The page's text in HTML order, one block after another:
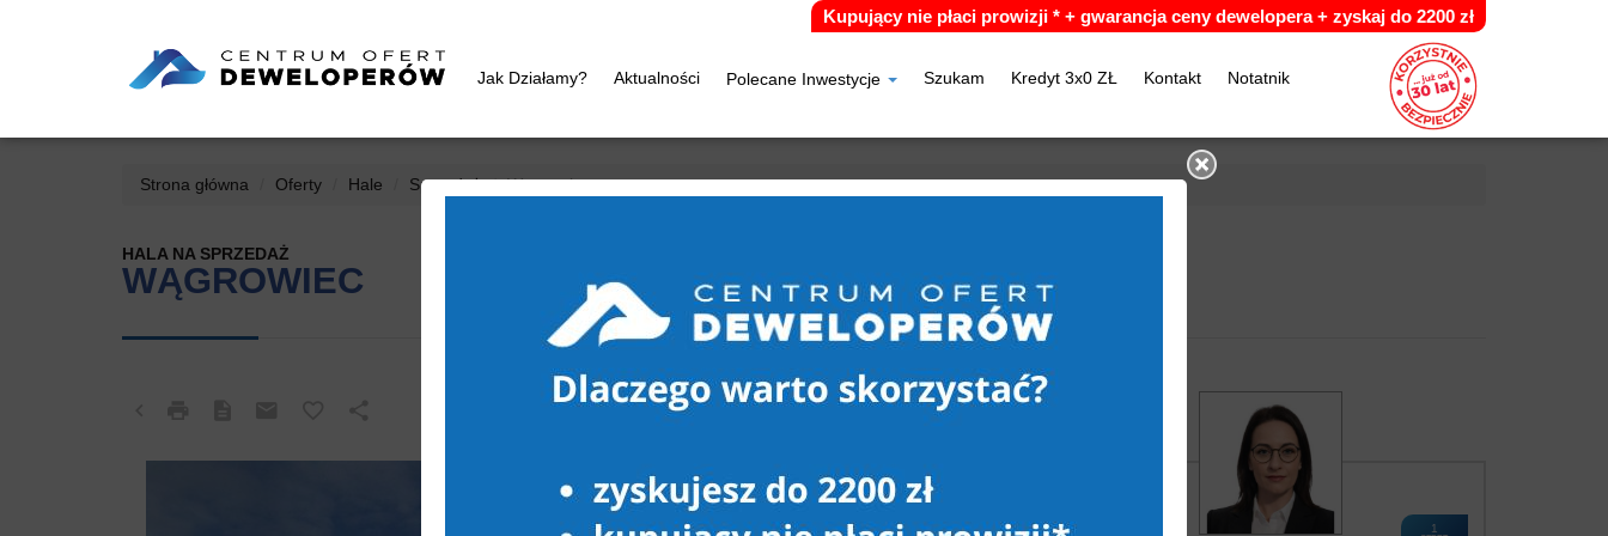
Jak Działamy? Aktualności Polecane Inwestycje Szukam Kredyt 3x0 ZŁ Kontakt Notatnik
Kupujący nie płaci prowizji * + gwarancja ceny dewelopera + zyskaj do 2200 zł
Strona główna Oferty Hale Sprzedaż Wągrowiec
WĄGROWIEC
HALA NA SPRZEDAŻ
1